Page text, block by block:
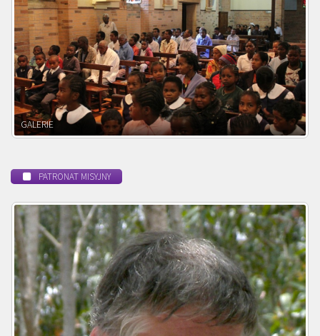
POWOŁANIE MISYJNE
PATRONAT MISYJNY